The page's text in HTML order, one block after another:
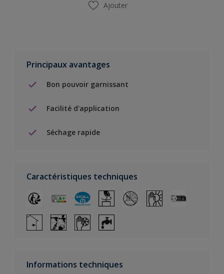
Ajouter
Principaux avantages
Bon pouvoir garnissant
Facilité d'application
Séchage rapide
Caractéristiques techniques
Informations techniques